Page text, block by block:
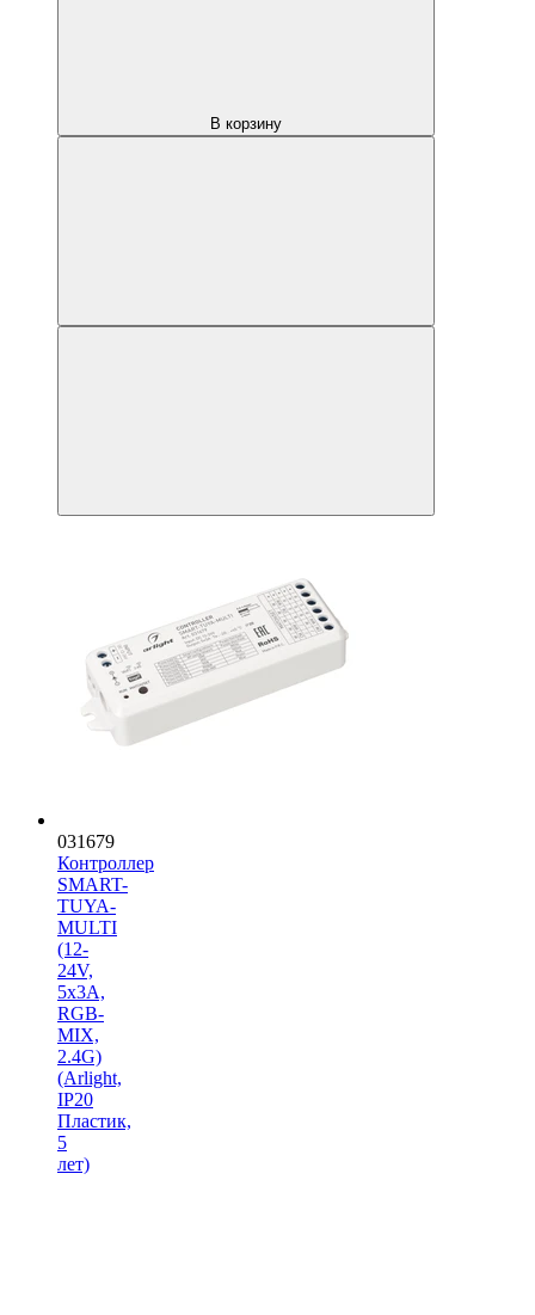
В корзину
031679
Контроллер
SMART-
TUYA-
MULTI
(12-
24V,
5x3A,
RGB-
MIX,
2.4G)
(Arlight,
IP20
Пластик,
5
лет)